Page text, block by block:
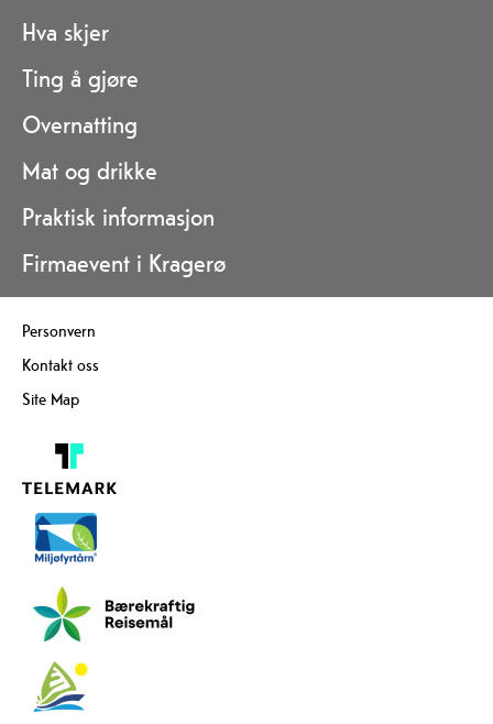
Hva skjer
Ting å gjøre
Overnatting
Mat og drikke
Praktisk informasjon
Firmaevent i Kragerø
Personvern
Kontakt oss
Site Map